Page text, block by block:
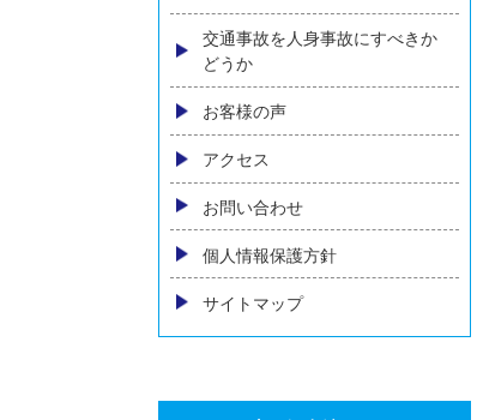
自動車保険の基礎知識
人身事故における慰謝料の相場
弁護士が解説～
相手方保険会社に弁護士が出て
きた場合の対処
交通事故で死亡した場合の慰謝
料